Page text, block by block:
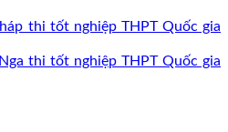
thi tốt nghiệp THPT Quốc gia
thi tốt nghiệp THPT Quốc gia